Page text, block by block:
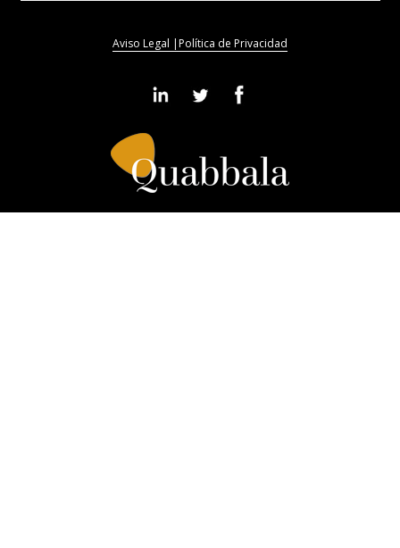
Aviso Legal |Política de Privacidad